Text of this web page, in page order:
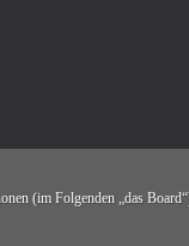
(im Folgenden „das